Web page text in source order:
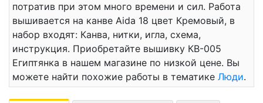
потратив при этом много времени и сил. Работа
вышивается на канве Aida 18 цвет Кремовый, в
набор входят: Канва, нитки, игла, схема,
инструкция. Приобретайте вышивку КВ-005
Египтянка в нашем магазине по низкой цене. Вы
можете найти похожие работы в тематике Люди.